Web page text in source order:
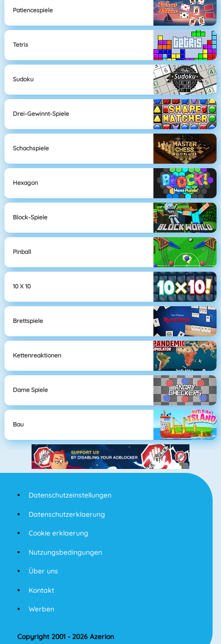
Patiencespiele
Tetris
Sudoku
Drei-Gewinnt-Spiele
Schachspiele
Hexagon
Block-Spiele
Pinball
10 X 10
Brettspiele
Kettenreaktionen
Dame Spiele
Bau
Datenschutzeinstellungen
Datenschutzerklaerung
Cookie erklaerung
Nutzungsbedingungen
Über uns
Kontakt
Werben
Copyright 2001 - 2026 Azerion